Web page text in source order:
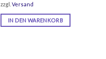
zzgl. Versand
IN DEN WARENKORB